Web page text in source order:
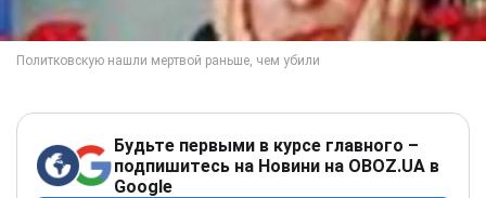
Будьте первыми в курсе главного –
подпишитесь на Новини на OBOZ.UA в
Google